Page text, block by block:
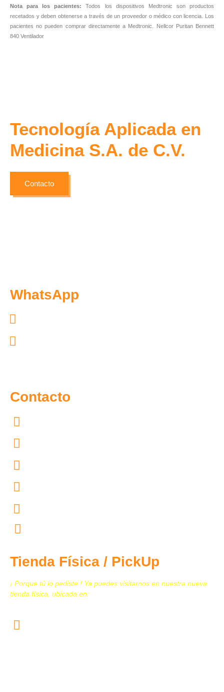
Nota para los pacientes:
Todos los dispositivos Medtronic son productos
recetados y deben obtenerse a través de un proveedor o médico con licencia. Los
pacientes no pueden comprar directamente a Medtronic. Nellcor Puritan Bennett
840 Ventilador
Tecnología Aplicada en
Medicina S.A. de C.V.
Contacto
WhatsApp
Contacto
Tienda Física / PickUp
¡ Porque tú lo pediste ! Ya puedes visitarnos en nuestra nueva
tienda física, ubicada en: